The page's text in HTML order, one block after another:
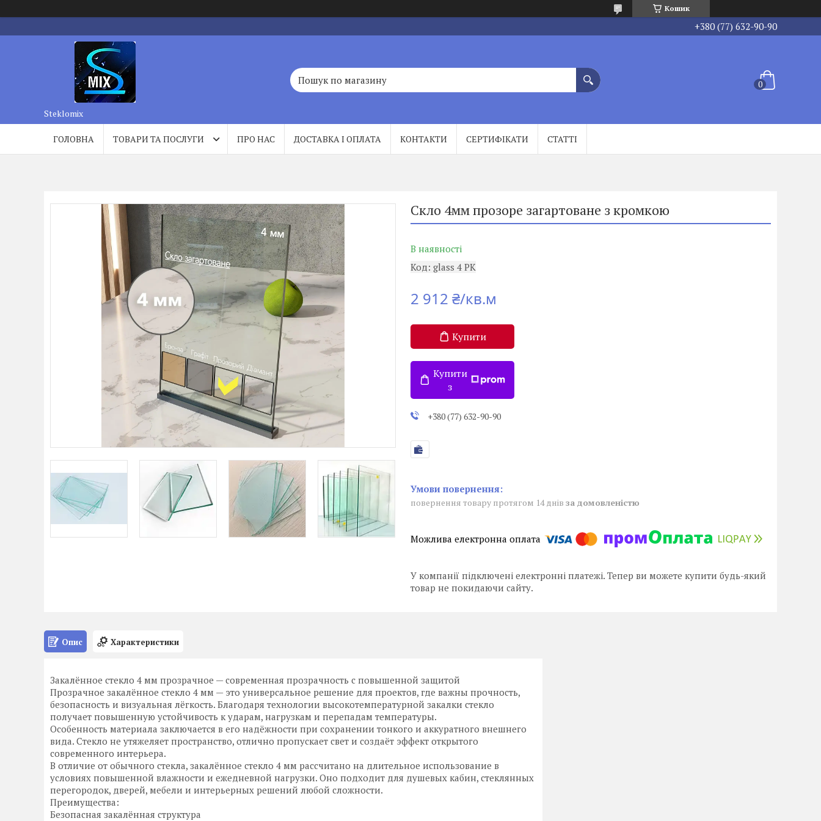
Кошик
+380 (77) 632-90-90
Steklomix
ГОЛОВНА ТОВАРИ ТА ПОСЛУГИ ПРО НАС ДОСТАВКА І ОПЛАТА КОНТАКТИ СЕРТИФІКАТИ СТАТТІ
Скло 4мм прозоре загартоване з кромкою
В наявності
Код: glass 4 PK
2 912 ₴/кв.м
Купити
Купити
з
+380 (77) 632-90-90
повернення товару протягом 14 днів за домовленістю
У компанії підключені електронні платежі. Тепер ви можете купити будь-який
товар не покидаючи сайту.
Опис Характеристики
Закалённое стекло 4 мм прозрачное — современная прозрачность с повышенной защитой
Прозрачное закалённое стекло 4 мм — это универсальное решение для проектов, где важны прочность,
безопасность и визуальная лёгкость. Благодаря технологии высокотемпературной закалки стекло
получает повышенную устойчивость к ударам, нагрузкам и перепадам температуры.
Особенность материала заключается в его надёжности при сохранении тонкого и аккуратного внешнего
вида. Стекло не утяжеляет пространство, отлично пропускает свет и создаёт эффект открытого
современного интерьера.
В отличие от обычного стекла, закалённое стекло 4 мм рассчитано на длительное использование в
условиях повышенной влажности и ежедневной нагрузки. Оно подходит для душевых кабин, стеклянных
перегородок, дверей, мебели и интерьерных решений любой сложности.
Преимущества:
Безопасная закалённая структура